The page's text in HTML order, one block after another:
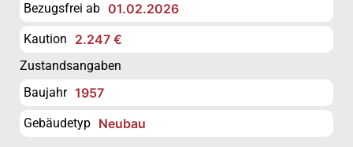
Bezugsfrei ab 01.02.2026
Kaution 2.247 €
Zustandsangaben
Baujahr 1957
Gebäudetyp Neubau